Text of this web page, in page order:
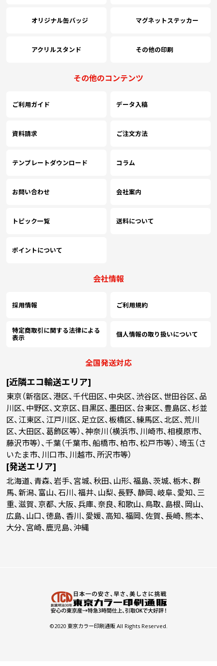
オリジナル缶バッジ マグネットステッカー
アクリルスタンド その他の印刷
その他のコンテンツ
ご利用ガイド データ入稿
資料請求 ご注文方法
テンプレートダウンロード コラム
お問い合わせ 会社案内
トピック一覧 送料について
ポイントについて
会社情報
採用情報 ご利用規約
特定商取引に関する法律による
表示
個人情報の取り扱いについて
全国発送対応
[近隣エコ輸送エリア]
東京（新宿区、港区、千代田区、中央区、渋谷区、世田谷区、品
川区、中野区、文京区、目黒区、墨田区、台東区、豊島区、杉並
区、江東区、江戸川区、足立区、板橋区、練馬区、北区、荒川
区、大田区、葛飾区等）、神奈川（横浜市、川崎市、相模原市、
藤沢市等）、千葉（千葉市、船橋市、柏市、松戸市等）、埼玉（さ
いたま市、川口市、川越市、所沢市等）
[発送エリア]
北海道、青森、岩手、宮城、秋田、山形、福島、茨城、栃木、群
馬、新潟、富山、石川、福井、山梨、長野、静岡、岐阜、愛知、三
重、滋賀、京都、大阪、兵庫、奈良、和歌山、鳥取、島根、岡山、
広島、山口、徳島、香川、愛媛、高知、福岡、佐賀、長崎、熊本、
大分、宮崎、鹿児島、沖縄
©2020 東京カラー印刷通販 All Rights Reserved.